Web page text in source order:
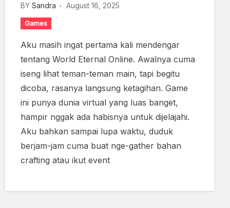
BY Sandra August 16, 2025
Games
Aku masih ingat pertama kali mendengar
tentang World Eternal Online. Awalnya cuma
iseng lihat teman-teman main, tapi begitu
dicoba, rasanya langsung ketagihan. Game
ini punya dunia virtual yang luas banget,
hampir nggak ada habisnya untuk dijelajahi.
Aku bahkan sampai lupa waktu, duduk
berjam-jam cuma buat nge-gather bahan
crafting atau ikut event